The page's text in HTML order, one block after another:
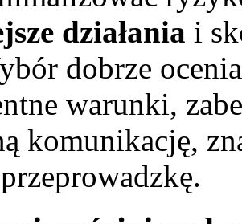
działania i
dobrze
warunki,
komunikację,